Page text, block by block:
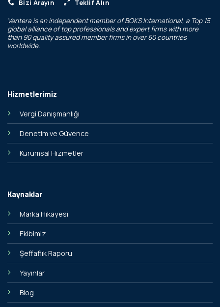
Bizi Arayın Teklif Alın
Ventera is an independent member ofBOKS International, a Top 15
global alliance of top professionals and expert firms with more
than 90 quality assured member firms in over 60 countries
worldwide.
Hizmetlerimiz
Vergi Danışmanlığı
Denetim ve Güvence
Kurumsal Hizmetler
Kaynaklar
Marka Hikayesi
Ekibimiz
Şeffaflık Raporu
Yayınlar
Blog